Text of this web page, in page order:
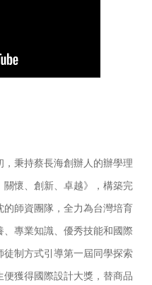
，秉持蔡長海創辦人的辦學理
懷、創新、卓越》，構築完
師資團隊，全力為台灣培育
專業知識、優秀技能和國際
制方式引導第一屆同學探索
獲得國際設計大獎，替商品